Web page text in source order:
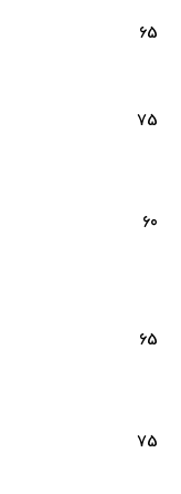
65
75
60
65
75